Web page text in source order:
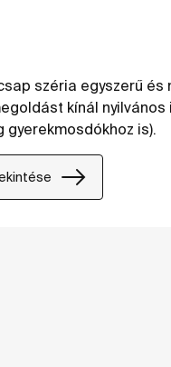
széria egyszerű és
kínál
gyerekmosdókhoz is).